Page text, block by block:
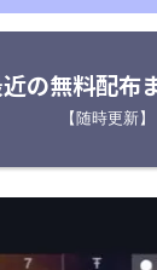
の無料配布
【随時更新】